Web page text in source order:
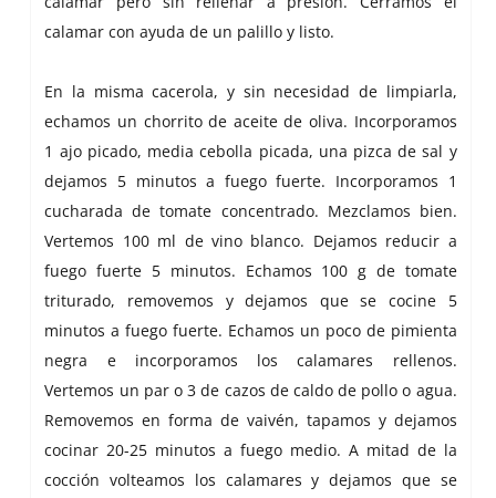
calamar con ayuda de un palillo y listo.
En la misma cacerola, y sin necesidad de limpiarla,
echamos un chorrito de aceite de oliva. Incorporamos
1 ajo picado, media cebolla picada, una pizca de sal y
dejamos 5 minutos a fuego fuerte. Incorporamos 1
cucharada de tomate concentrado. Mezclamos bien.
Vertemos 100 ml de vino blanco. Dejamos reducir a
fuego fuerte 5 minutos. Echamos 100 g de tomate
triturado, removemos y dejamos que se cocine 5
minutos a fuego fuerte. Echamos un poco de pimienta
negra e incorporamos los calamares rellenos.
Vertemos un par o 3 de cazos de caldo de pollo o agua.
Removemos en forma de vaivén, tapamos y dejamos
cocinar 20-25 minutos a fuego medio. A mitad de la
cocción volteamos los calamares y dejamos que se